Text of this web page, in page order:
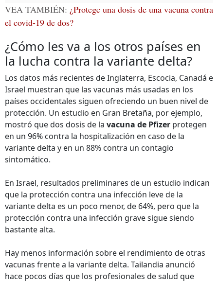
VEA TAMBIÉN: ¿Protege una dosis de una vacuna contra
el covid-19 de dos?
¿Cómo les va a los otros países en
la lucha contra la variante delta?
Los datos más recientes de Inglaterra, Escocia, Canadá e
Israel muestran que las vacunas más usadas en los
países occidentales siguen ofreciendo un buen nivel de
protección. Un estudio en Gran Bretaña, por ejemplo,
mostró que dos dosis de la vacuna de Pfizer protegen
en un 96% contra la hospitalización en caso de la
variante delta y en un 88% contra un contagio
sintomático.
En Israel, resultados preliminares de un estudio indican
que la protección contra una infección leve de la
variante delta es un poco menor, de 64%, pero que la
protección contra una infección grave sigue siendo
bastante alta.
Hay menos información sobre el rendimiento de otras
vacunas frente a la variante delta. Tailandia anunció
hace pocos días que los profesionales de salud que